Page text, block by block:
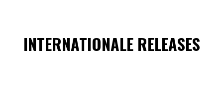
INTERNATIONALE RELEASES